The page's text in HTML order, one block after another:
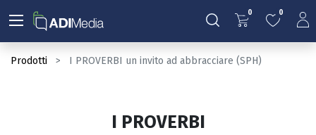
0 0
Prodotti I PROVERBI un invito ad abbracciare (SPH)
I PROVERBI